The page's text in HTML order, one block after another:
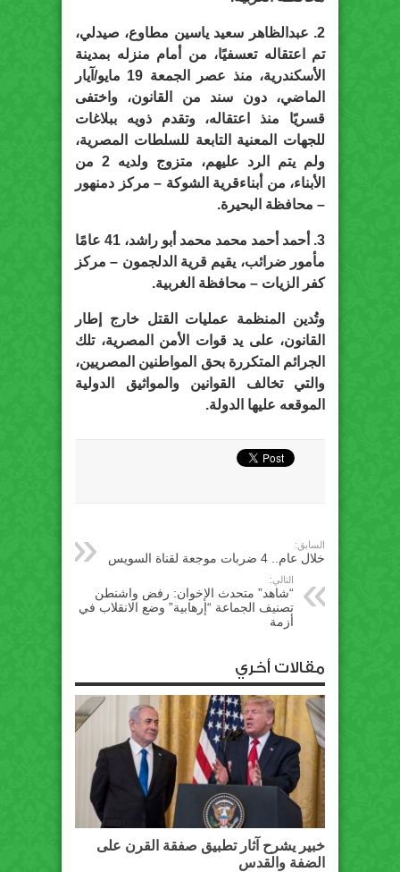
2. عبدالظاهر سعيد ياسين مطاوع، صيدلي،
تم اعتقاله تعسفيًا، من أمام منزله بمدينة
الأسكندرية، منذ عصر الجمعة 19 مايو/آيار
الماضي، دون سند من القانون، واختفى
قسريًا منذ اعتقاله، وتقدم ذويه ببلاغات
للجهات المعنية التابعة للسلطات المصرية،
ولم يتم الرد عليهم، متزوج ولديه 2 من
الأبناء، من أبناءقرية الشوكة – مركز دمنهور
– محافظة البحيرة.
3. أحمد أحمد محمد محمد أبو راشد، 41 عامًا
مأمور ضرائب، يقيم قرية الدلجمون – مركز
كفر الزيات – محافظة الغربية.
وتُدين المنظمة عمليات القتل خارج إطار
القانون، على يد قوات الأمن المصرية، تلك
الجرائم المتكررة بحق المواطنين المصريين،
والتي تخالف القوانين والمواثيق الدولية
الموقعه عليها الدولة.
السابق:
خلال عام.. 4 ضربات موجعة لقناة السويس
التالي:
“شاهد” متحدث الإخوان: رفض واشنطن
تصنيف الجماعة “إرهابية” وضع الانقلاب في
أزمة
مقالات أخري
خبير يشرح آثار تطبيق صفقة القرن على
الضفة والقدس